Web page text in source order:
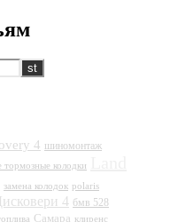
4 шиномонтаж
тормозные колодки
замена колодок polaris
4 бмв 528
Самара клиренс